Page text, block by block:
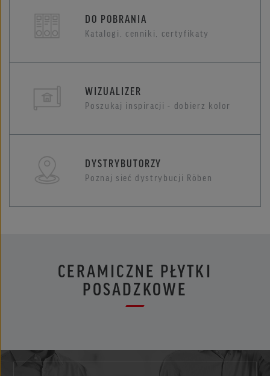
DO POBRANIA
Katalogi, cenniki, certyfikaty
WIZUALIZER
Poszukaj inspiracji - dobierz kolor
DYSTRYBUTORZY
Poznaj sieć dystrybucji Röben
CERAMICZNE PŁYTKI
POSADZKOWE